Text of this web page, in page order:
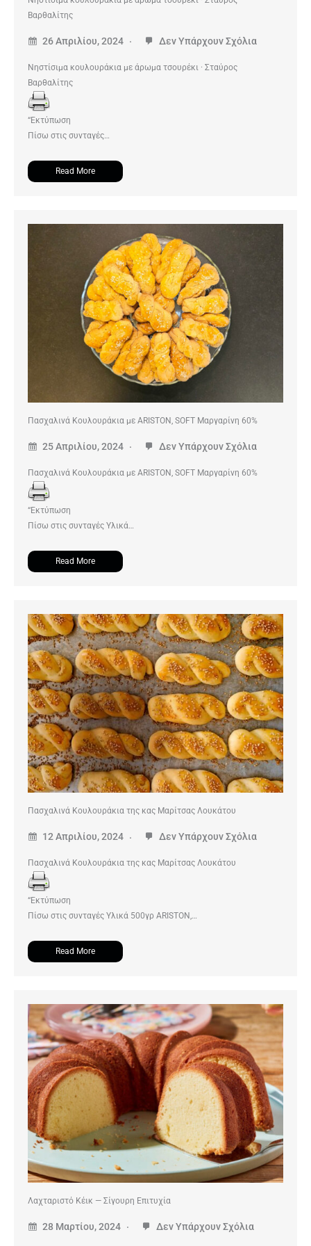
Βαρθαλίτης
26 Απριλίου, 2024 Δεν Υπάρχουν Σχόλια
Νηστίσιμα κουλουράκια με άρωμα τσουρέκι · Σταύρος
Βαρθαλίτης
“Εκτύπωση
Πίσω στις συνταγές…
Read More
Πασχαλινά Κουλουράκια με ARISTON, SOFT Μαργαρίνη 60%
25 Απριλίου, 2024 Δεν Υπάρχουν Σχόλια
Πασχαλινά Κουλουράκια με ARISTON, SOFT Μαργαρίνη 60%
“Εκτύπωση
Πίσω στις συνταγές Υλικά…
Read More
Πασχαλινά Κουλουράκια της κας Μαρίτσας Λουκάτου
12 Απριλίου, 2024 Δεν Υπάρχουν Σχόλια
Πασχαλινά Κουλουράκια της κας Μαρίτσας Λουκάτου
“Εκτύπωση
Πίσω στις συνταγές Υλικά 500γρ ARISTON,…
Read More
Λαχταριστό Κέικ — Σίγουρη Επιτυχία
28 Μαρτίου, 2024 Δεν Υπάρχουν Σχόλια